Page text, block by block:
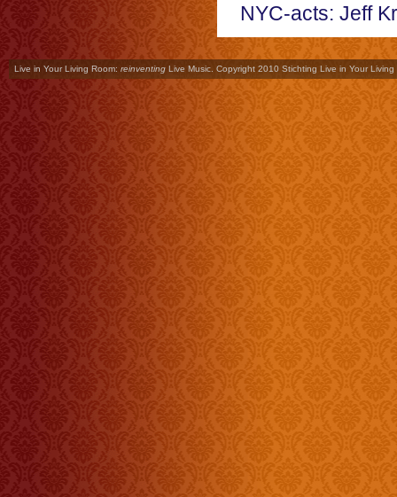
NYC-acts: Jeff
Live in Your Living Room: reinventing Live Music. Copyright 2010 Stichting Live in Your